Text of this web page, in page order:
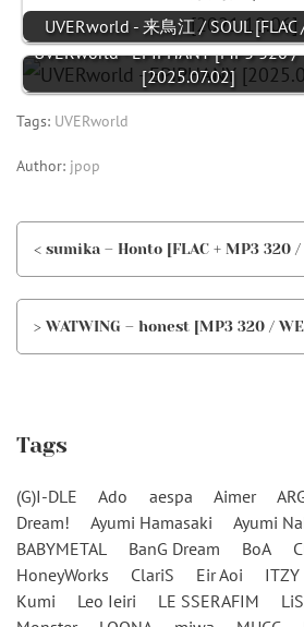
UVERworld - 来鳥江 / SOUL
UVERworld - EPIPHANY [MP3 320 /
[2025.07.02]
Tags: UVERworld
Author: jpop
< sumika – Honto [FLAC + MP3 320
> WATWING – honest [MP3 320 /
Tags
(G)I-DLE Ado aespa Aimer
Dream!
Ayumi Hamasaki
Ayumi
BABYMETAL
BanG Dream BoA
HoneyWorks
ClariS Eir Aoi ITZY
Kumi
Leo Ieiri LE SSERAFIM